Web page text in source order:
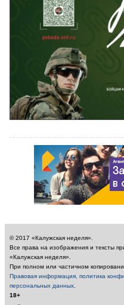
© 2017 «Калужская неделя».
Все права на изображения и тексты
«Калужская неделя».
При полном или частичном
Правовая информация, политика
персональных данных
18+